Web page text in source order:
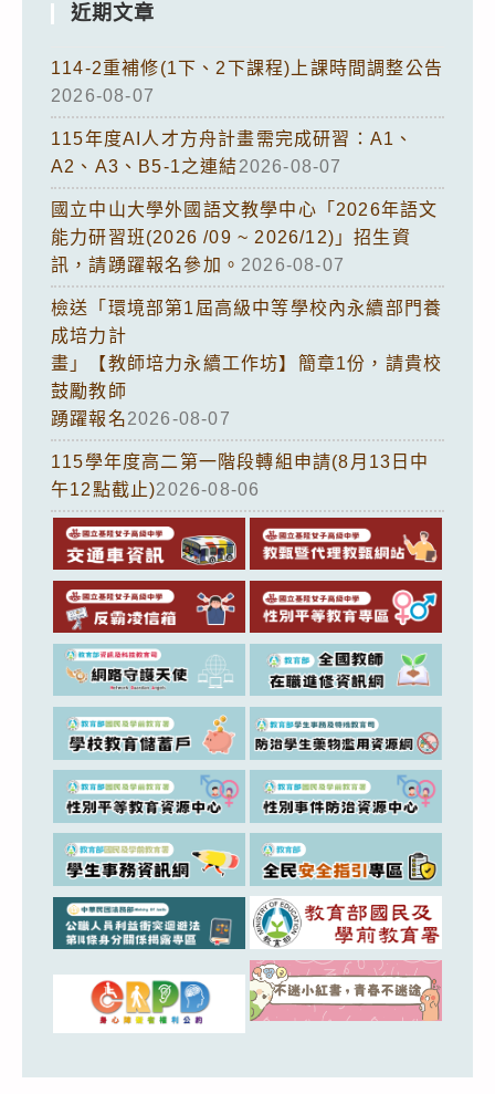
近期文章
114-2重補修(1下、2下課程)上課時間調整公告
2026-08-07
115年度AI人才方舟計畫需完成研習：A1、
A2、A3、B5-1之連結2026-08-07
國立中山大學外國語文教學中心「2026年語文
能力研習班(2026 /09 ~ 2026/12)」招生資
訊，請踴躍報名參加。 2026-08-07
檢送「環境部第1屆高級中等學校內永續部門養
成培力計
畫」【教師培力永續工作坊】簡章1份，請貴校
鼓勵教師
踴躍報名2026-08-07
115學年度高二第一階段轉組申請(8月13日中
午12點截止)2026-08-06